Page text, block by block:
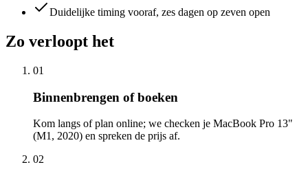
Duidelijke timing vooraf, zes dagen op zeven open
Zo verloopt het
01
Binnenbrengen of boeken
Kom langs of plan online; we checken je MacBook Pro 13"
(M1, 2020) en spreken de prijs af.
02